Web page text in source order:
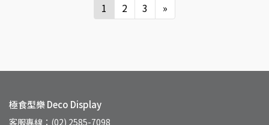
1 2 3 »
極食型樂 Deco Display
客服專線：(02) 2585-7098